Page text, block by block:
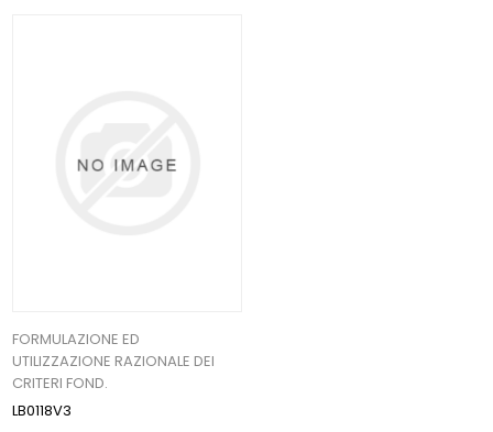
FORMULAZIONE ED
UTILIZZAZIONE RAZIONALE DEI
CRITERI FOND.
LB0118V3